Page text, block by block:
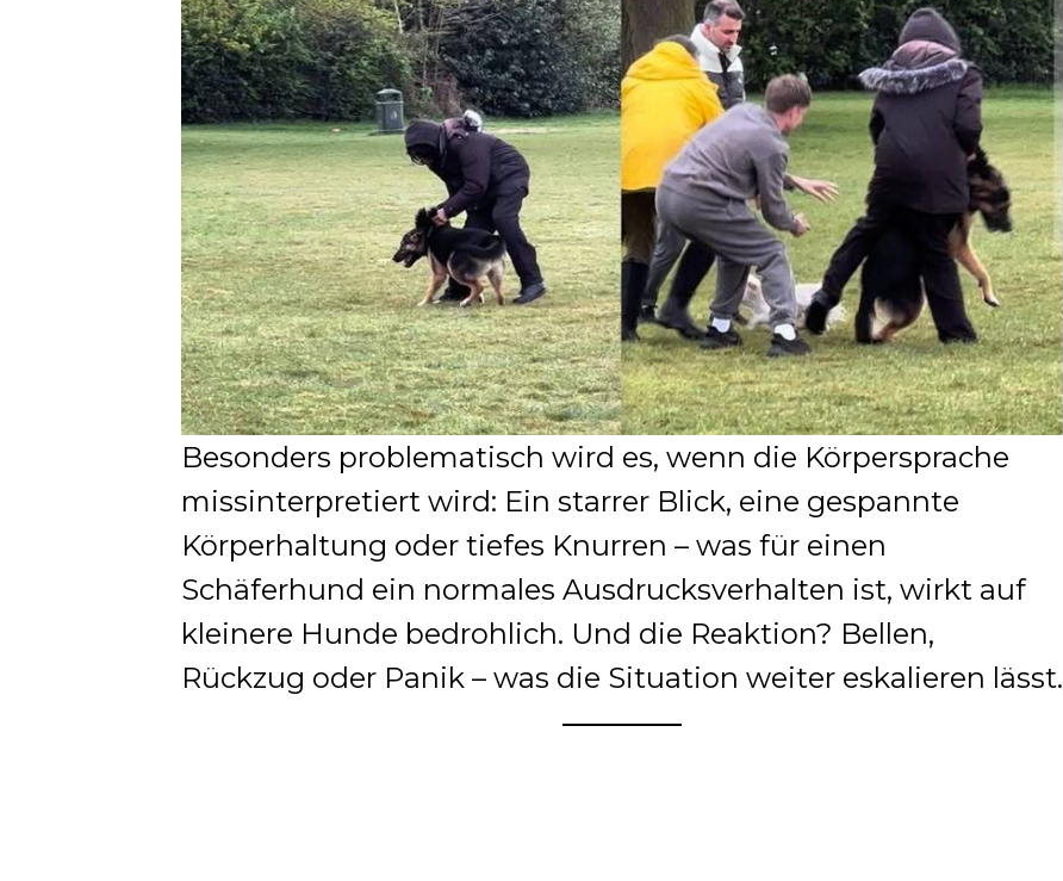
Besonders problematisch wird es, wenn die Körpersprache
missinterpretiert wird: Ein starrer Blick, eine gespannte
Körperhaltung oder tiefes Knurren – was für einen
Schäferhund ein normales Ausdrucksverhalten ist, wirkt auf
kleinere Hunde bedrohlich. Und die Reaktion? Bellen,
Rückzug oder Panik – was die Situation weiter eskalieren lässt.